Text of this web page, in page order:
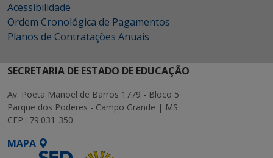
Acessibilidade
Ordem Cronológica de Pagamentos
Planos de Contratações Anuais
SECRETARIA DE ESTADO DE EDUCAÇÃO
Av. Poeta Manoel de Barros 1779 - Bloco 5
Parque dos Poderes - Campo Grande | MS
CEP.: 79.031-350
MAPA